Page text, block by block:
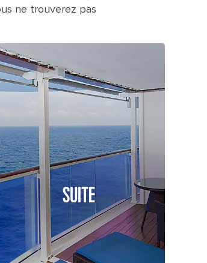
ne trouverez pas
SUITE